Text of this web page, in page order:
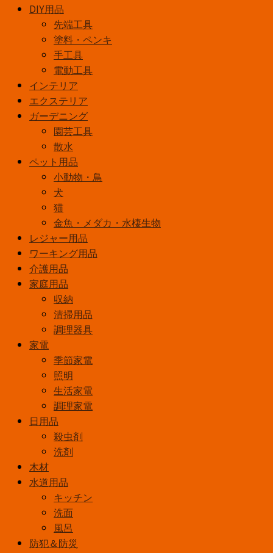
丸
《パ
ル
ッ
レ
灯》
ス
タ
ー
ナ
色
長
形
2
DIY用品
先端工具
塗料・ペンキ
手工具
電動工具
インテリア
エクステリア
ガーデニング
園芸工具
散水
ペット用品
小動物・鳥
犬
猫
金魚・メダカ・水棲生物
レジャー用品
ワーキング用品
介護用品
家庭用品
収納
清掃用品
調理器具
家電
季節家電
照明
生活家電
調理家電
日用品
殺虫剤
洗剤
木材
水道用品
キッチン
洗面
風呂
防犯＆防災